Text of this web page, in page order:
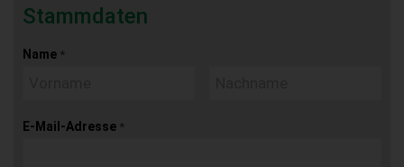
Stammdaten
Name *
E-Mail-Adresse *